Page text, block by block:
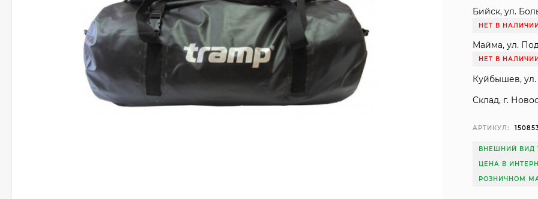
Бийск, ул.
НЕТ В
Майма, ул.
НЕТ В
Куйбышев, ул.
Склад, г.
АРТИКУЛ:
ВНЕШНИЙ ВИД
ЦЕНА В
РОЗНИЧНОМ